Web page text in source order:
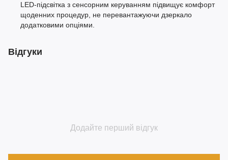
LED‑підсвітка з сенсорним керуванням підвищує комфорт
щоденних процедур, не перевантажуючи дзеркало
додатковими опціями.​
Відгуки
Додайте перший відгук